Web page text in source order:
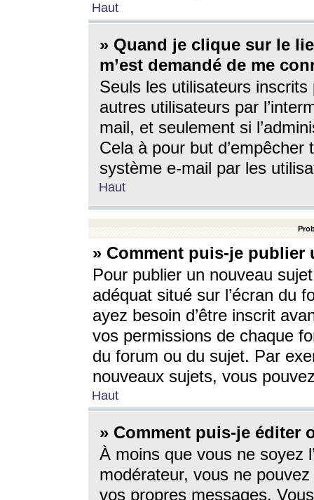
Haut
» Quand je clique sur le
m’est demandé de me
Seuls les utilisateurs
autres utilisateurs par
mail, et seulement si
Cela à pour but
système e-mail par les
Haut
» Comment puis-je
Pour publier un nouveau
adéquat situé sur l’écran du
ayez besoin d’être inscrit
vos permissions de chaque
du forum ou du sujet. Par
nouveaux sujets, vous
Haut
» Comment puis-je éditer
À moins que vous ne soyez
modérateur, vous ne
vos propres messages.